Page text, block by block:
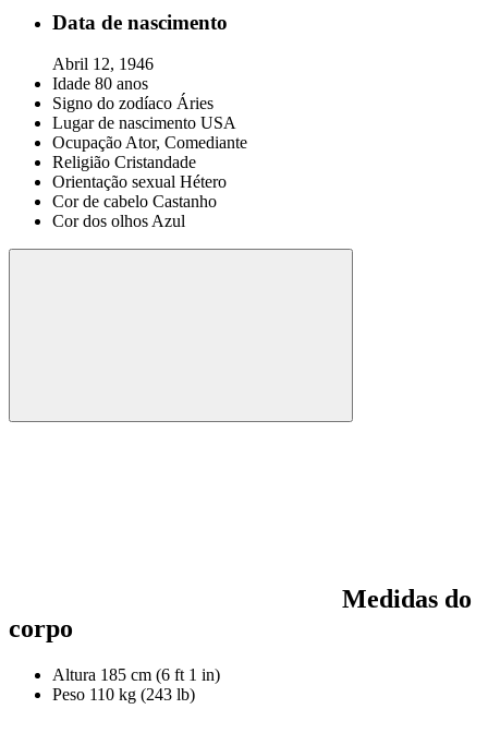
Data de nascimento
Abril 12, 1946
Idade 80 anos
Signo do zodíaco Áries
Lugar de nascimento USA
OcupaçãoAtor, Comediante
Religião Cristandade
Orientação sexual Hétero
Cor de cabelo Castanho
Cor dos olhosAzul
Medidas do
corpo
Altura 185 cm (6 ft 1 in)
Peso 110 kg (243 lb)